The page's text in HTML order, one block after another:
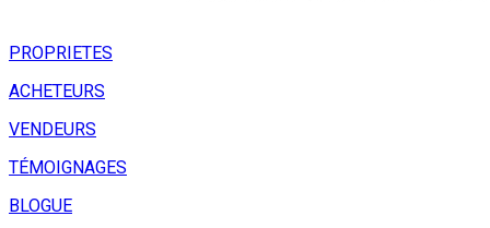
PROPRIETES
ACHETEURS
VENDEURS
TÉMOIGNAGES
BLOGUE